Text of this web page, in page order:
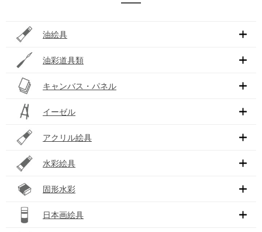
油絵具
油彩道具類
キャンバス・パネル
イーゼル
アクリル絵具
水彩絵具
固形水彩
日本画絵具